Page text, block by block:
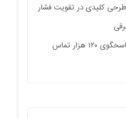
کلیدی در تقویت فشار
مرکز پیام امداد مکانیزه، پاسخگوی ۱۲۰ هزار تماس